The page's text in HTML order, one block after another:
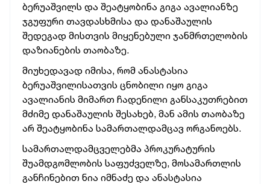
ბერუაშვილს და შეატყობინა გიგა ავალიანზე
ჯგუფური თავდასხმისა და დანაშაულის
შედეგად მისთვის მიყენებული ჯანმრთელობის
დაზიანების თაობაზე.
მიუხედავად იმისა, რომ ანასტასია
ბერუაშვილისათვის ცნობილი იყო გიგა
ავალიანის მიმართ ჩადენილი განსაკუთრებით
მძიმე დანაშაულის შესახებ, მან ამის თაობაზე
არ შეატყობინა სამართალდამცავ ორგანოებს.
სამართალდამცველებმა პროკურატურის
შუამდგომლობის საფუძველზე, მოსამართლის
განჩინებით ნია იმნაძე და ანასტასია